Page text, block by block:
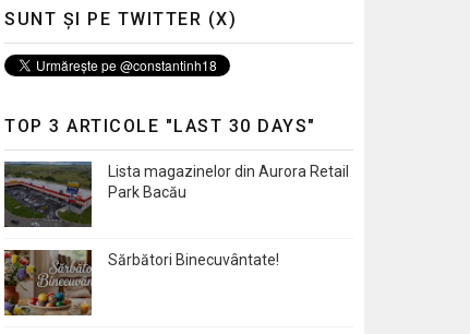
SUNT ȘI PE TWITTER (X)
TOP 3 ARTICOLE "LAST 30 DAYS"
Lista magazinelor din Aurora Retail
Park Bacău
Sărbători Binecuvântate!